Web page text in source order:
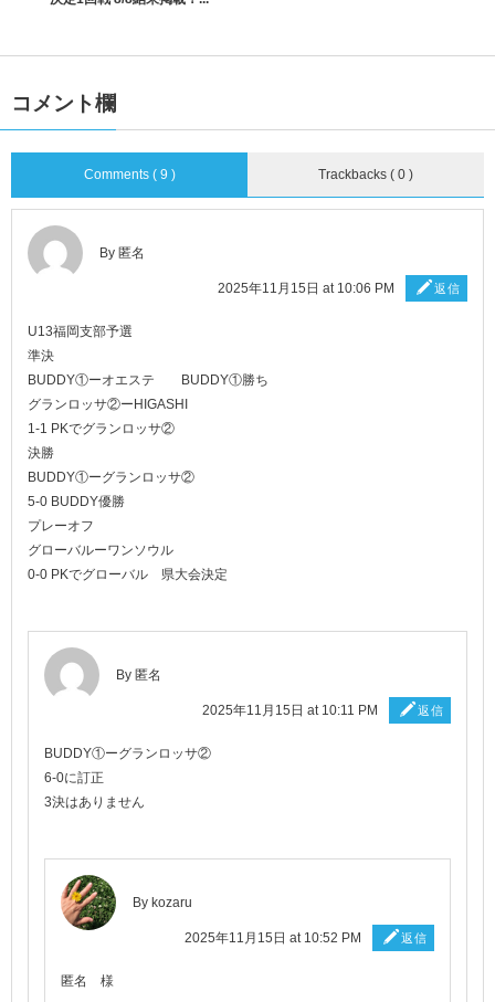
コメント欄
Comments ( 9 ) Trackbacks ( 0 )
By 匿名
2025年11月15日 at 10:06 PM 返信
U13福岡支部予選
準決
BUDDY①ーオエステ BUDDY①勝ち
グランロッサ②ーHIGASHI
1-1 PKでグランロッサ②
決勝
BUDDY①ーグランロッサ②
5-0 BUDDY優勝
プレーオフ
グローバルーワンソウル
0-0 PKでグローバル 県大会決定
By 匿名
2025年11月15日 at 10:11 PM 返信
BUDDY①ーグランロッサ②
6-0に訂正
3決はありません
By kozaru
2025年11月15日 at 10:52 PM 返信
匿名 様